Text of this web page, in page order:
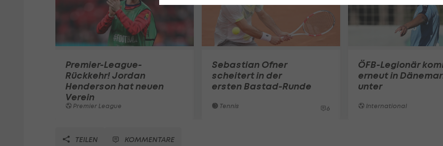
Premier-League-
Rückkehr! Jordan
Henderson hat neuen
Verein
Premier League
Sebastian Ofner
scheitert in der
ersten Bastad-Runde
Tennis 6
ÖFB-Legionär
erneut in
unter
International
TEILEN KOMMENTARE